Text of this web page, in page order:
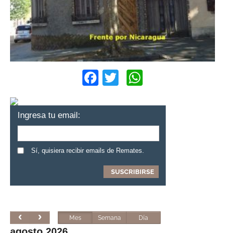
Facebook
Twitter
Ingresa tu email:
Sí, quisiera recibir emails de Remates.
Mes Semana Día